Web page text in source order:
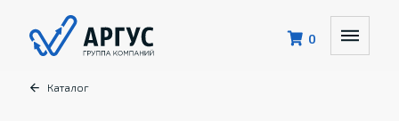
0
Каталог